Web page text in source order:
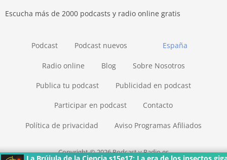
Escucha más de 2000 podcasts y radio online gratis
España
Podcast Podcast nuevos
Radio online Blog Sobre Nosotros
Publica tu podcast Publicidad en podcast
Participar en podcast Contacto
Política de privacidad Aviso Programas Afiliados
Copyright © 2026 Podcast y Radio.es